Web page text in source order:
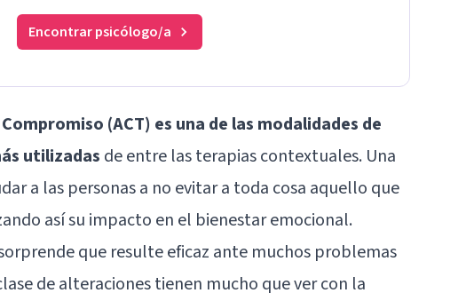
Encontrar psicólogo/a
(ACT) es una de las modalidades de
utilizadas de entre las terapias contextuales. Una
a las personas a no evitar a toda cosa aquello que
así su impacto en el bienestar emocional.
que resulte eficaz ante muchos problemas
de alteraciones tienen mucho que ver con la